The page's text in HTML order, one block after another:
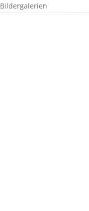
Bildergalerien